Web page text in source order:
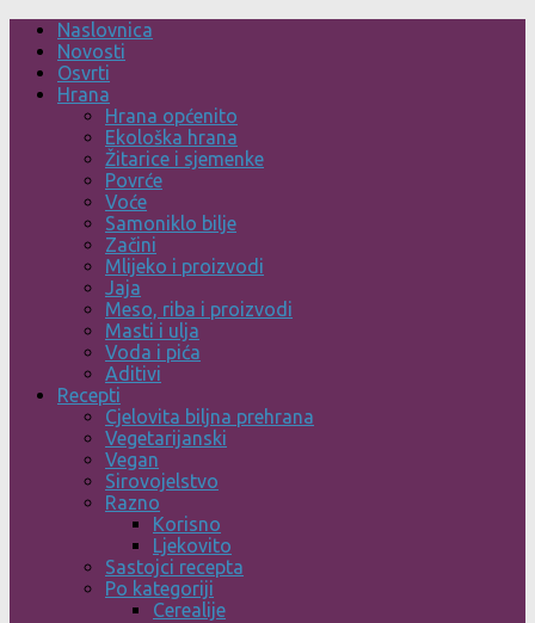
Skip
content
Naslovnica
Novosti
Osvrti
Hrana
Hrana općenito
Ekološka hrana
Žitarice i sjemenke
Povrće
Voće
Samoniklo bilje
Začini
Mlijeko i proizvodi
Jaja
Meso, riba i proizvodi
Masti i ulja
Voda i pića
Aditivi
Recepti
Cjelovita biljna prehrana
Vegetarijanski
Vegan
Sirovojelstvo
Razno
Korisno
Ljekovito
Sastojci recepta
Po kategoriji
Cerealije